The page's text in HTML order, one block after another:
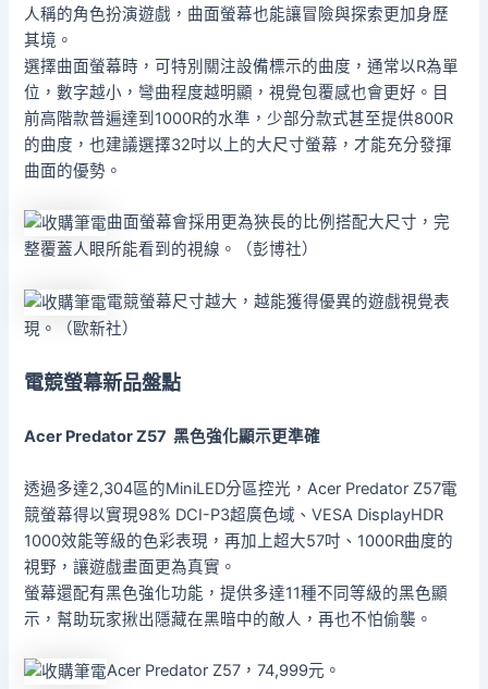
人稱的角色扮演遊戲，曲面螢幕也能讓冒險與探索更加身歷
其境。
選擇曲面螢幕時，可特別關注設備標示的曲度，通常以R為單
位，數字越小，彎曲程度越明顯，視覺包覆感也會更好。目
前高階款普遍達到1000R的水準，少部分款式甚至提供800R
的曲度，也建議選擇32吋以上的大尺寸螢幕，才能充分發揮
曲面的優勢。
曲面螢幕會採用更為狹長的比例搭配大尺寸，完
整覆蓋人眼所能看到的視線。（彭博社）
電競螢幕尺寸越大，越能獲得優異的遊戲視覺表
現。（歐新社）
電競螢幕新品盤點
Acer Predator Z57黑色強化顯示更準確
透過多達2,304區的MiniLED分區控光，Acer Predator Z57電
競螢幕得以實現98% DCI-P3超廣色域、VESA DisplayHDR
1000效能等級的色彩表現，再加上超大57吋、1000R曲度的
視野，讓遊戲畫面更為真實。
螢幕還配有黑色強化功能，提供多達11種不同等級的黑色顯
示，幫助玩家揪出隱藏在黑暗中的敵人，再也不怕偷襲。
Acer Predator Z57，74,999元。